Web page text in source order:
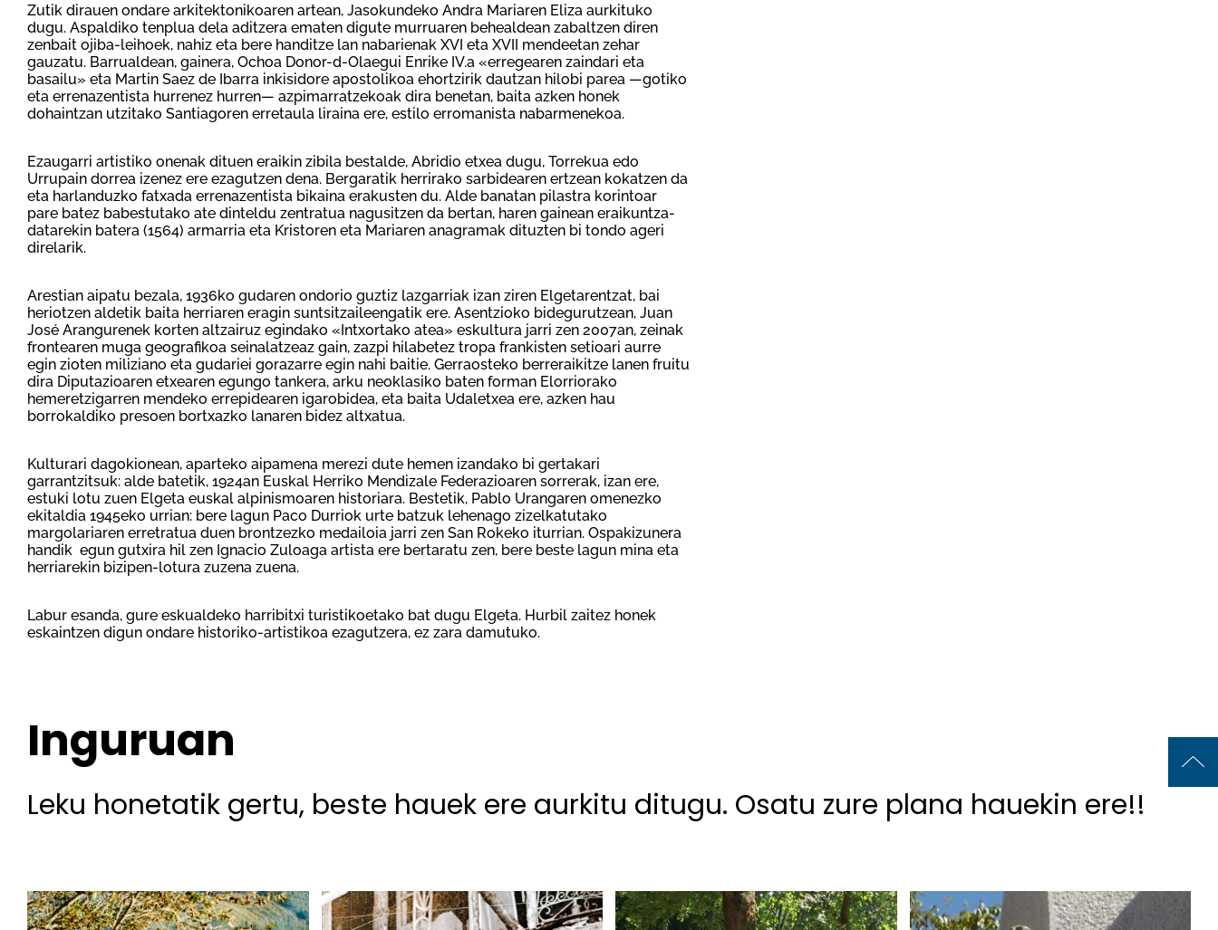
Zutik dirauen ondare arkitektonikoaren artean, Jasokundeko Andra Mariaren Eliza aurkituko
dugu. Aspaldiko tenplua dela aditzera ematen digute murruaren behealdean zabaltzen diren
zenbait ojiba-leihoek, nahiz eta bere handitze lan nabarienak XVI eta XVII mendeetan zehar
gauzatu. Barrualdean, gainera, Ochoa Donor-d-Olaegui Enrike IV.a «erregearen zaindari eta
basailu» eta Martin Saez de Ibarra inkisidore apostolikoa ehortzirik dautzan hilobi parea —gotiko
eta errenazentista hurrenez hurren— azpimarratzekoak dira benetan, baita azken honek
dohaintzan utzitako Santiagoren erretaula liraina ere, estilo erromanista nabarmenekoa.
Ezaugarri artistiko onenak dituen eraikin zibila bestalde, Abridio etxea dugu, Torrekua edo
Urrupain dorrea izenez ere ezagutzen dena. Bergaratik herrirako sarbidearen ertzean kokatzen da
eta harlanduzko fatxada errenazentista bikaina erakusten du. Alde banatan pilastra korintoar
pare batez babestutako ate dinteldu zentratua nagusitzen da bertan, haren gainean eraikuntza-
datarekin batera (1564) armarria eta Kristoren eta Mariaren anagramak dituzten bi tondo ageri
direlarik.
Arestian aipatu bezala, 1936ko gudaren ondorio guztiz lazgarriak izan ziren Elgetarentzat, bai
heriotzen aldetik baita herriaren eragin suntsitzaileengatik ere. Asentzioko bidegurutzean, Juan
José Arangurenek korten altzairuz egindako «Intxortako atea» eskultura jarri zen 2007an, zeinak
frontearen muga geografikoa seinalatzeaz gain, zazpi hilabetez tropa frankisten setioari aurre
egin zioten miliziano eta gudariei gorazarre egin nahi baitie. Gerraosteko berreraikitze lanen fruitu
dira Diputazioaren etxearen egungo tankera, arku neoklasiko baten forman Elorriorako
hemeretzigarren mendeko errepidearen igarobidea, eta baita Udaletxea ere, azken hau
borrokaldiko presoen bortxazko lanaren bidez altxatua.
Kulturari dagokionean, aparteko aipamena merezi dute hemen izandako bi gertakari
garrantzitsuk: alde batetik, 1924an Euskal Herriko Mendizale Federazioaren sorrerak, izan ere,
estuki lotu zuen Elgeta euskal alpinismoaren historiara. Bestetik, Pablo Urangaren omenezko
ekitaldia 1945eko urrian: bere lagun Paco Durriok urte batzuk lehenago zizelkatutako
margolariaren erretratua duen brontzezko medailoia jarri zen San Rokeko iturrian. Ospakizunera
handik egun gutxira hil zen Ignacio Zuloaga artista ere bertaratu zen, bere beste lagun mina eta
herriarekin bizipen-lotura zuzena zuena.
Labur esanda, gure eskualdeko harribitxi turistikoetako bat dugu Elgeta. Hurbil zaitez honek
eskaintzen digun ondare historiko-artistikoa ezagutzera, ez zara damutuko.
Inguruan
Leku honetatik gertu, beste hauek ere aurkitu ditugu. Osatu zure plana hauekin ere!!